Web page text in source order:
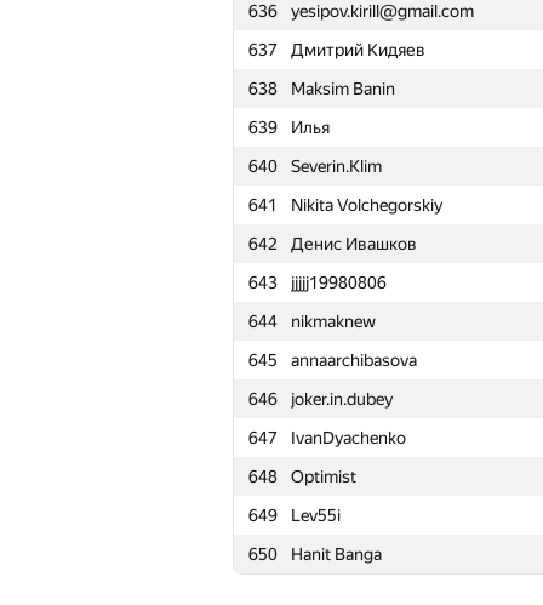
636
yesipov.kirill@gmail.com
637
Дмитрий Кидяев
638
Maksim Banin
639
Илья
640
Severin.Klim
641
Nikita Volchegorskiy
642
Денис Ивашков
643
jjjjj19980806
644
nikmaknew
645
annaarchibasova
646
joker.in.dubey
647
IvanDyachenko
648
Optimist
649
Lev55i
650
Hanit Banga
613
JKS.PL
614
Андрей Смирдин
615
Nj Rafi
616
kriwitzckaya2011
617
makarselivanov
618
drsanusha
619
nmunim
620
Andrew Chulanov
621
FutymyClone
622
schiavoni
623
Леонид Скороспелов
624
Arasmus Inc.
625
ilyakirpichev
626
Yan Couto
627
Artem Gerasimencko